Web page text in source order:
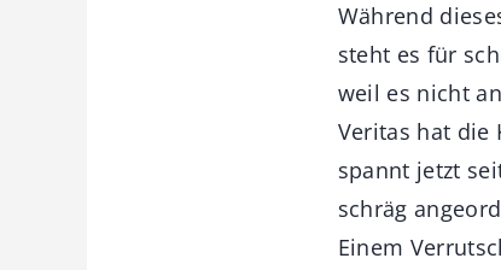
Während
steht es für
weil es nicht
Veritas hat die
spannt jetzt
schräg
Einem